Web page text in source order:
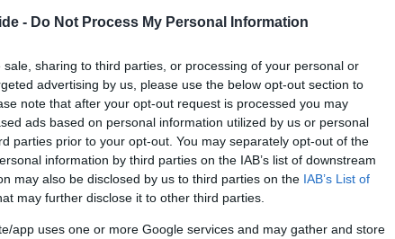
- Do Not Process My Personal Information
sharing to third parties, or processing of your personal or
advertising by us, please use the below opt-out section to
note that after your opt-out request is processed you may
ads based on personal information utilized by us or personal
parties prior to your opt-out. You may separately opt-out of the
information by third parties on the IAB’s list of downstream
may also be disclosed by us to third parties on the IAB’s List of
may further disclose it to other third parties.
app uses one or more Google services and may gather and store
student